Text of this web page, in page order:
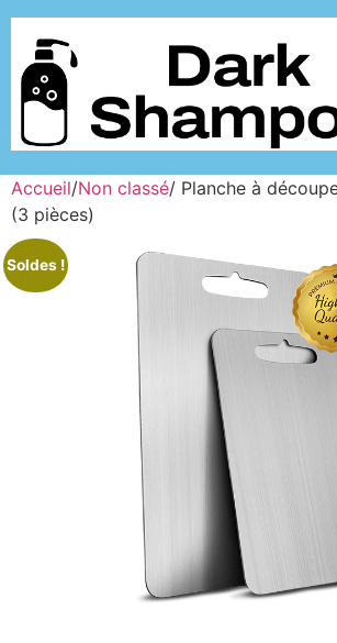
Accueil/Non classé/ Planche à
(3 pièces)
Soldes !